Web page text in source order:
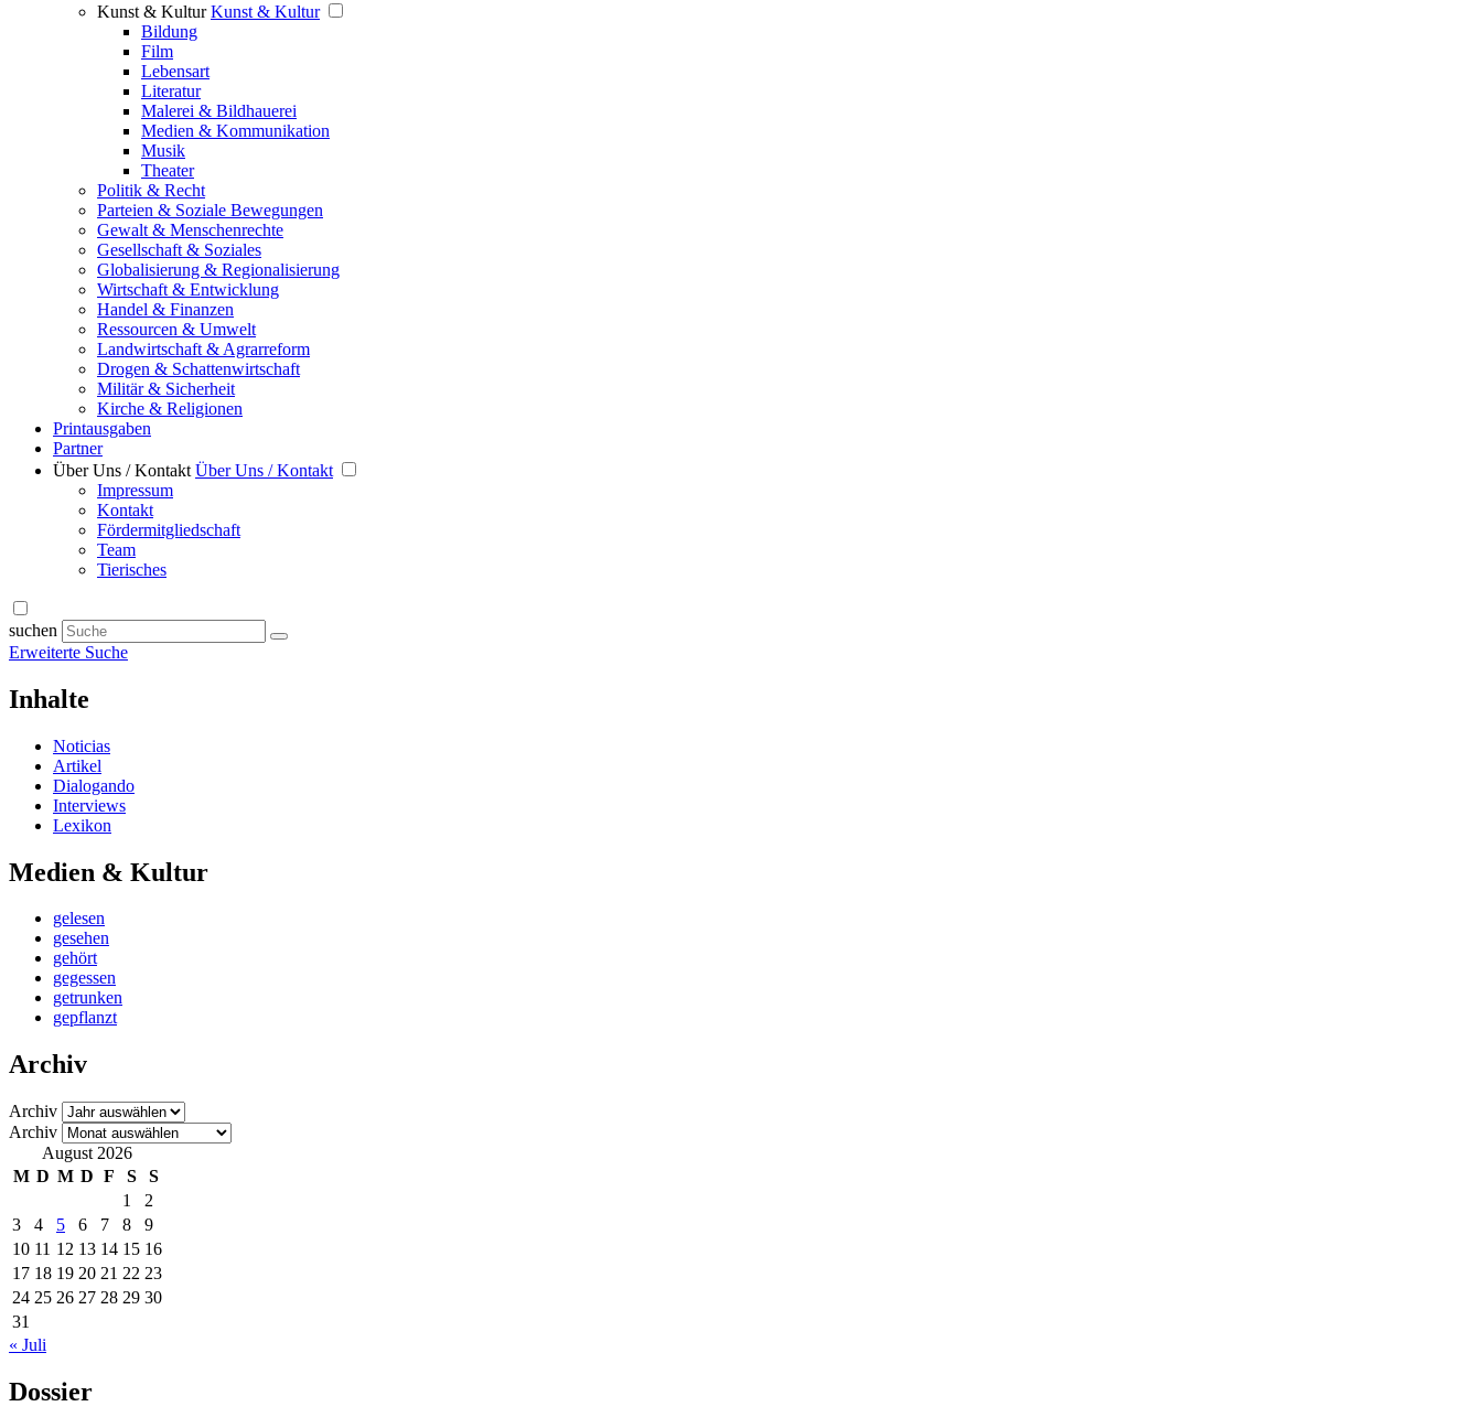
Kunst & Kultur Kunst & Kultur
Bildung
Film
Lebensart
Literatur
Malerei & Bildhauerei
Medien & Kommunikation
Musik
Theater
Politik & Recht
Parteien & Soziale Bewegungen
Gewalt & Menschenrechte
Gesellschaft & Soziales
Globalisierung & Regionalisierung
Wirtschaft & Entwicklung
Handel & Finanzen
Ressourcen & Umwelt
Landwirtschaft & Agrarreform
Drogen & Schattenwirtschaft
Militär & Sicherheit
Kirche & Religionen
Printausgaben
Partner
Über Uns / Kontakt Über Uns / Kontakt
Impressum
Kontakt
Fördermitgliedschaft
Team
Tierisches
suchen
Erweiterte Suche
Inhalte
Noticias
Artikel
Dialogando
Interviews
Lexikon
Medien & Kultur
gelesen
gesehen
gehört
gegessen
getrunken
gepflanzt
Archiv
Archiv
Archiv
August 2026
M D M D F S
S
1
2
3
4 5 6 7 8
9
10 11 12 13 14 15 16
17 18 19 20 21 22 23
24 25 26 27 28 29 30
31
« Juli
Dossier